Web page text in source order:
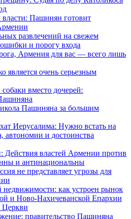
Пашинян готовит
развлечений на свежем
и порогу входа
Армения для вас — всего лишь
является очень серьезным
вместо дочерей:
Пашиняна за большим
Иерусалима: Нужно встать на
автономии и достоинства
властей Армении против
и антинациональны
не представляет угрозы для
недвижимости: как устроен рынок
и Ново-Нахичеванской Епархии
Церкви
правительство Пашиняна